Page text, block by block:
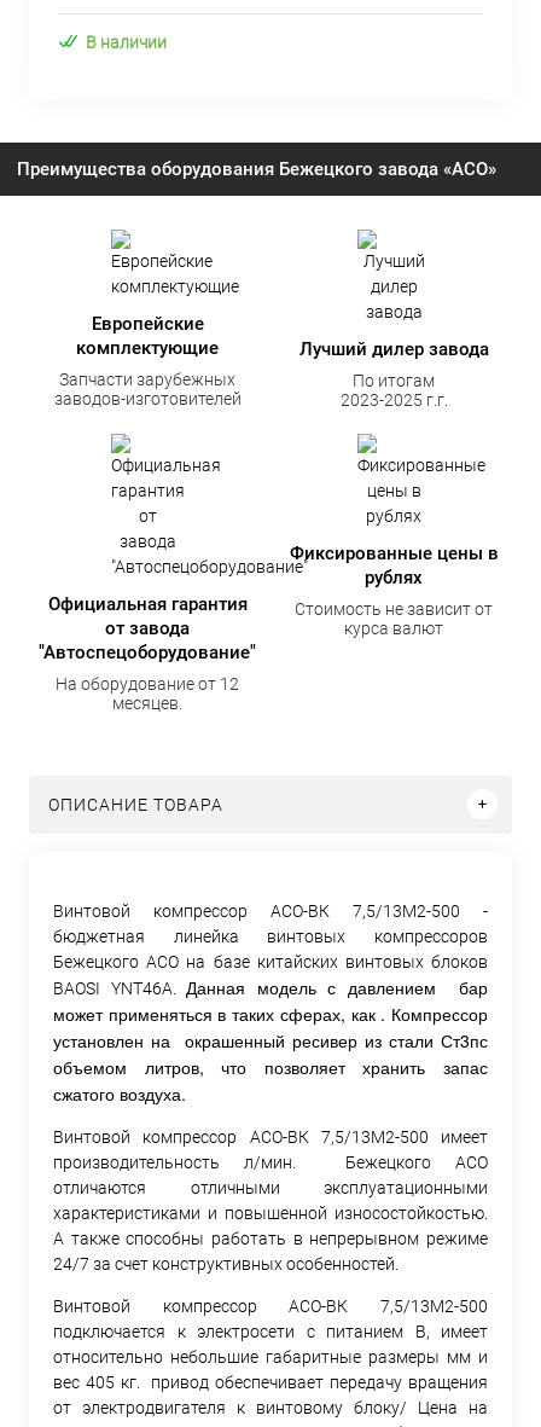
В наличии
Преимущества оборудования Бежецкого завода «АСО»
Европейские
комплектующие
Запчасти зарубежных
заводов-изготовителей
Лучший дилер завода
По итогам
2023-2025 г.г.
Официальная гарантия
от завода
"Автоспецоборудование"
На оборудование от 12
месяцев.
Фиксированные цены в
рублях
Стоимость не зависит от
курса валют
ОПИСАНИЕ ТОВАРА
Винтовой компрессор АСО-ВК 7,5/13М2-500 -
бюджетная линейка винтовых компрессоров
Бежецкого АСО на базе китайских винтовых блоков
BAOSI YNT46A. Данная модель с давлением бар
может применяться в таких сферах, как . Компрессор
установлен на окрашенный ресивер из стали Ст3пс
объемом литров, что позволяет хранить запас
сжатого воздуха.
Винтовой компрессор АСО-ВК 7,5/13М2-500 имеет
производительность л/мин. Бежецкого АСО
отличаются отличными эксплуатационными
характеристиками и повышенной износостойкостью.
А также способны работать в непрерывном режиме
24/7 за счет конструктивных особенностей.
Винтовой компрессор АСО-ВК 7,5/13М2-500
подключается к электросети с питанием В, имеет
относительно небольшие габаритные размеры мм и
вес 405 кг. привод обеспечивает передачу вращения
от электродвигателя к винтовому блоку/ Цена на